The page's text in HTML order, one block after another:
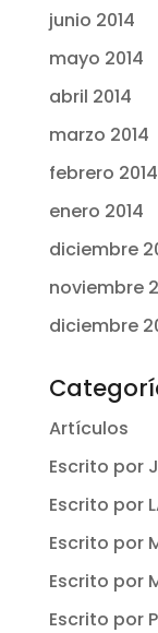
junio 2014
mayo 2014
abril 2014
marzo 2014
febrero 2014
enero 2014
diciembre
noviembre
diciembre
Artículos
Escrito por
Escrito por
Escrito por
Escrito por
Escrito por